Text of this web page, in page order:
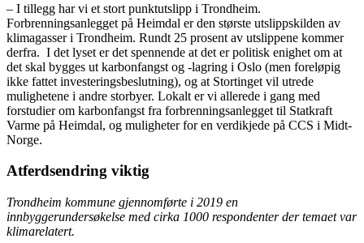
– I tillegg har vi et stort punktutslipp i Trondheim.
Forbrenningsanlegget på Heimdal er den største utslippskilden av
klimagasser i Trondheim. Rundt 25 prosent av utslippene kommer
derfra. I det lyset er det spennende at det er politisk enighet om at
det skal bygges ut karbonfangst og -lagring i Oslo (men foreløpig
ikke fattet investeringsbeslutning), og at Stortinget vil utrede
mulighetene i andre storbyer. Lokalt er vi allerede i gang med
forstudier om karbonfangst fra forbrenningsanlegget til Statkraft
Varme på Heimdal, og muligheter for en verdikjede på CCS i Midt-
Norge.
Atferdsendring viktig
Trondheim kommune gjennomførte i 2019 en
innbyggerundersøkelse med cirka 1000 respondenter der temaet var
klimarelatert.